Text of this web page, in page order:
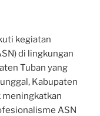
kegiatan
di lingkungan
Tuban yang
Kabupaten
meningkatkan
ASN